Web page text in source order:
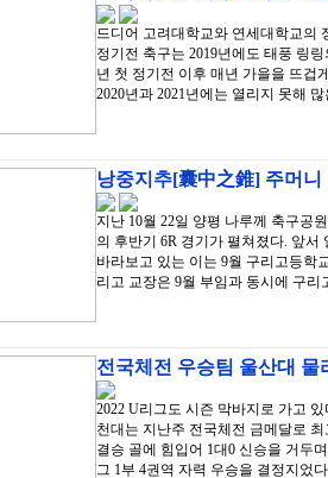
드디어 고려대학교와 연세대학교의
정기전 축구는 2019년에도 태풍 링
년 첫 정기전 이후 매년 가을을 뜨겁
2020년과 2021년에는 열리지 못해
낭중지추[囊中之錐] 주머
지난 10월 22일 양평 나루께 축구공
의 후반기 6R 경기가 펼쳐졌다. 앞
바라보고 있는 이는 9월 구리고등학
리고 교장은 9월 부임과 동시에 구
전국체전 우승팀 울산대
2022 U리그도 시즌 막바지로 가고
천대는 지난주 전국체전 금메달로
결승 골에 힘입어 1대0 신승을 거두
그 1부 4권역 자력 우승을 결정지었